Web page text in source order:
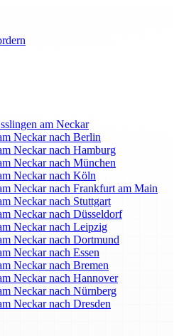
am Neckar
Neckar nach Berlin
Neckar nach Hamburg
Neckar nach München
Neckar nach Köln
Neckar nach Frankfurt am Main
Neckar nach Stuttgart
Neckar nach Düsseldorf
Neckar nach Leipzig
Neckar nach Dortmund
Neckar nach Essen
Neckar nach Bremen
Neckar nach Hannover
Neckar nach Nürnberg
Neckar nach Dresden